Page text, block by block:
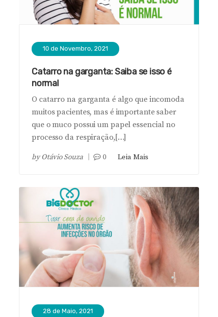
10 de Novembro, 2021
Catarro na garganta: Saiba se isso é
normal
O catarro na garganta é algo que incomoda
muitos pacientes, mas é importante saber
que o muco possui um papel essencial no
processo da respiração,[…]
byOtávio Souza 0 Leia Mais
28 de Maio, 2021